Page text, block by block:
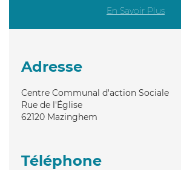
En Savoir Plus
Adresse
Centre Communal d'action Sociale
Rue de l'Église
62120 Mazinghem
Téléphone